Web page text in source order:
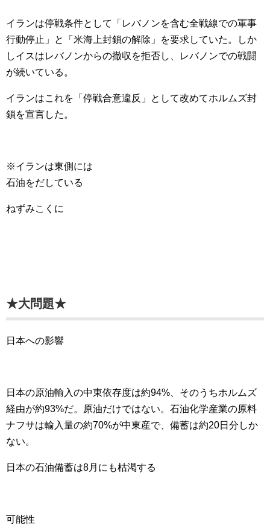
イランは停戦条件として「レバノンを含む全戦線での軍事
行動停止」と「米海上封鎖の解除」を要求していた。しか
しイスはレバノンからの撤収を拒否し、レバノンでの戦闘
が続いている。
イランはこれを「停戦合意違反」として改めてホルムズ封
鎖を宣言した。
※イランは東側には
石油をだしている
ねずみこくに
★大問題★
日本への影響
日本の原油輸入の中東依存度は約94%、そのうちホルムズ
経由が約93%だ。原油だけではない。石油化学産業の原料
ナフサは輸入量の約70%が中東産で、備蓄は約20日分しか
ない。
日本の石油備蓄は8月にも枯渇する
可能性